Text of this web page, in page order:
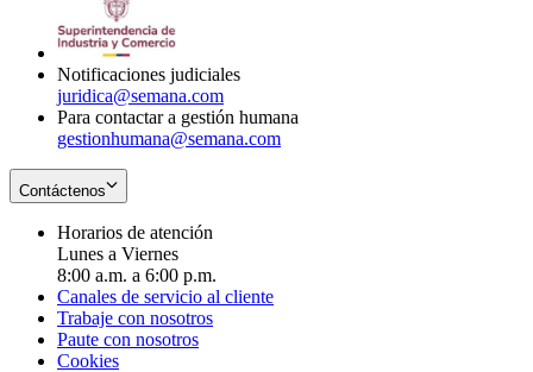
Notificaciones judiciales
juridica@semana.com
Para contactar a gestión humana
gestionhumana@semana.com
Contáctenos
Horarios de atención
Lunes a Viernes
8:00 a.m. a 6:00 p.m.
Canales de servicio al cliente
Trabaje con nosotros
Paute con nosotros
Cookies